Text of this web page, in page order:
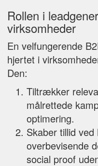
Rollen i
virksomheder
En velfungerende
hjertet i
Den:
Tiltrækker
målrettede
optimering.
Skaber tillid
overbevisende
social proof